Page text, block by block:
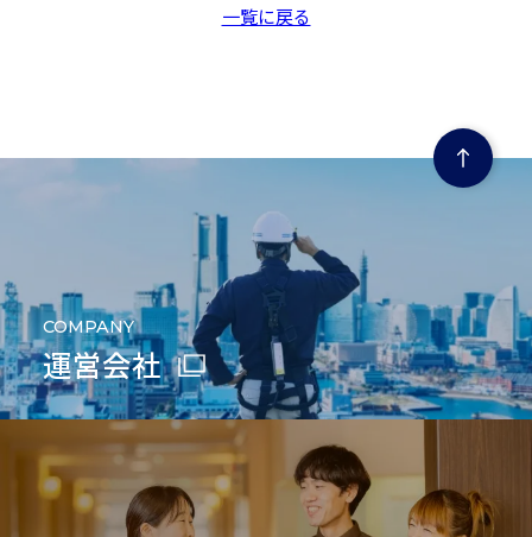
一覧に戻る ページの先頭にもどる
COMPANY
運営会社